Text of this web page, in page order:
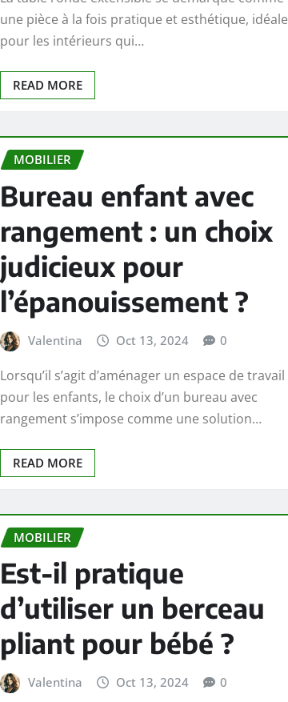
une pièce à la fois pratique et esthétique, idéale
pour les intérieurs qui…
READ MORE
MOBILIER
Bureau enfant avec
rangement : un choix
judicieux pour
l’épanouissement ?
Valentina Oct 13, 2024 0
Lorsqu’il s’agit d’aménager un espace de travail
pour les enfants, le choix d’un bureau avec
rangement s’impose comme une solution…
READ MORE
MOBILIER
Est-il pratique
d’utiliser un berceau
pliant pour bébé ?
Valentina Oct 13, 2024 0